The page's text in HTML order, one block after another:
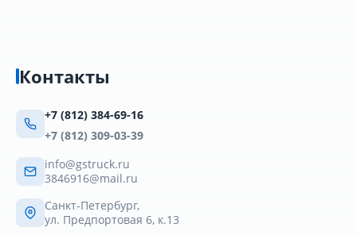
Контакты
+7 (812) 384-69-16
+7 (812) 309-03-39
info@gstruck.ru
3846916@mail.ru
Санкт-Петербург,
ул. Предпортовая 6, к.13